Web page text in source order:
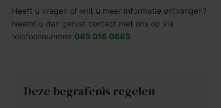
Heeft u vragen of wilt u meer informatie ontvangen?
Neemt u dan gerust contact met ons op via
telefoonnummer 085 016 0685.
Deze begrafenis regelen